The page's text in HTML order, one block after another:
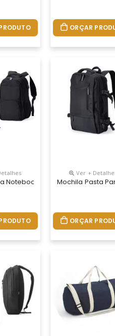
ORÇAR
Notebook Personalizada
Ver +
Mochila Pasta
ORÇAR